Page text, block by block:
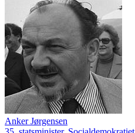
Anker Jørgensen